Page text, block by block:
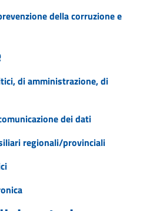
della corruzione e
di amministrazione, di
dei dati
regionali/provinciali